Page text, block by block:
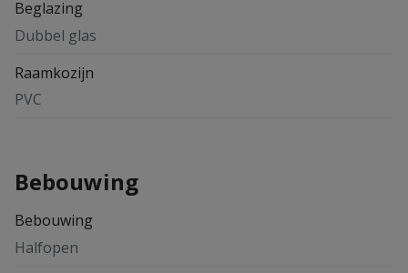
Beglazing
Dubbel glas
Raamkozijn
PVC
Bebouwing
Bebouwing
Halfopen